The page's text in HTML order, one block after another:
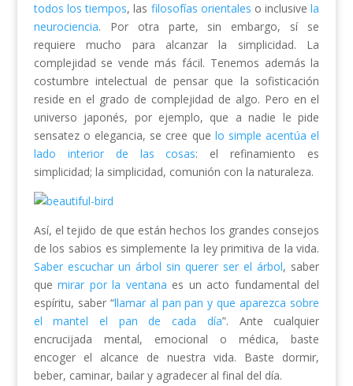
todos los tiempos, las filosofías orientales o inclusivela
neurociencia. Por otra parte, sin embargo, sí se
requiere mucho para alcanzar la simplicidad. La
complejidad se vende más fácil. Tenemos además la
costumbre intelectual de pensar que la sofisticación
reside en el grado de complejidad de algo. Pero en el
universo japonés, por ejemplo, que a nadie le pide
sensatez o elegancia, se cree que lo simple acentúa el
lado interior de las cosas: el refinamiento es
simplicidad; la simplicidad, comunión con la naturaleza.
Así, el tejido de que están hechos los grandes consejos
de los sabios es simplemente la ley primitiva de la vida.
Saber escuchar un árbol sin querer ser el árbol, saber
quemirar por la ventana es un acto fundamental del
espíritu, saber “llamar al pan pan y que aparezca sobre
el mantel el pan de cada día”. Ante cualquier
encrucijada mental, emocional o médica, baste
encoger el alcance de nuestra vida. Baste dormir,
beber, caminar, bailar y agradecer al final del día.